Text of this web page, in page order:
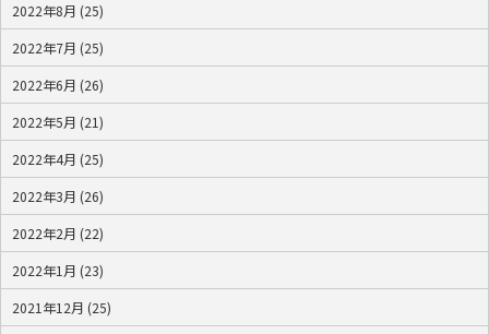
2022年8月 (25)
2022年7月 (25)
2022年6月 (26)
2022年5月 (21)
2022年4月 (25)
2022年3月 (26)
2022年2月 (22)
2022年1月 (23)
2021年12月 (25)